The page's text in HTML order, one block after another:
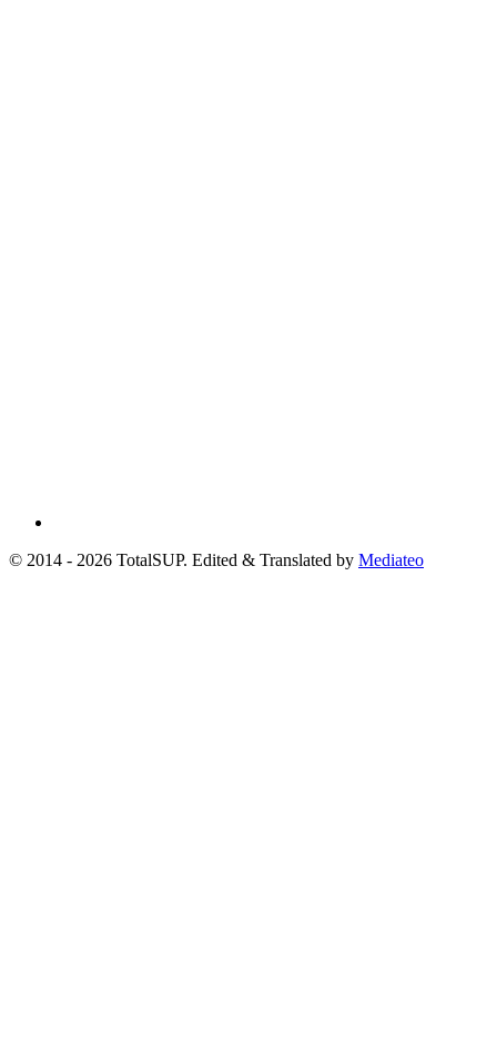
© 2014 - 2026 TotalSUP. Edited & Translated by Mediateo